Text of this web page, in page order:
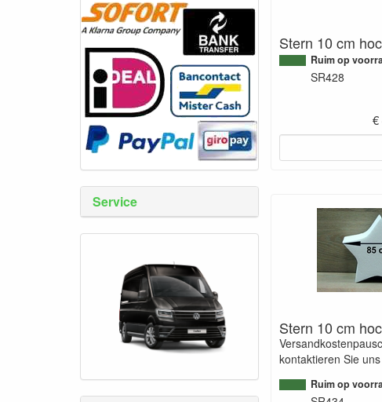
Service
Stern 10 cm
Ruim op
SR428
€
Stern 10 cm
kontaktieren Sie
Ruim op